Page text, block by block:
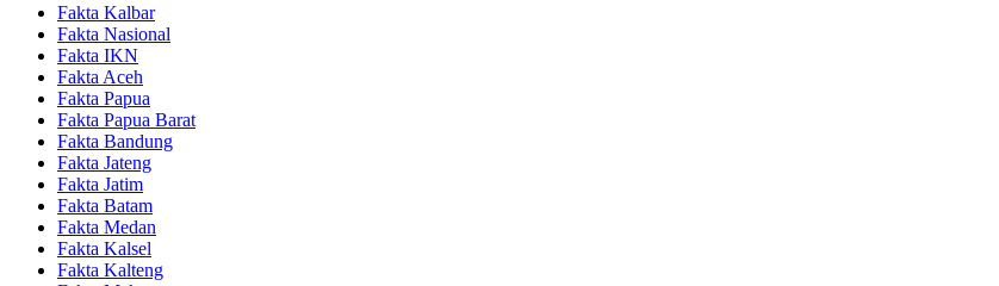
Fakta Kalbar
Fakta Nasional
Fakta IKN
Fakta Aceh
Fakta Papua
Fakta Papua Barat
Fakta Bandung
Fakta Jateng
Fakta Jatim
Fakta Batam
Fakta Medan
Fakta Kalsel
Fakta Kalteng